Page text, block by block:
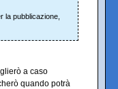
la pubblicazione,
a caso
quando potrà